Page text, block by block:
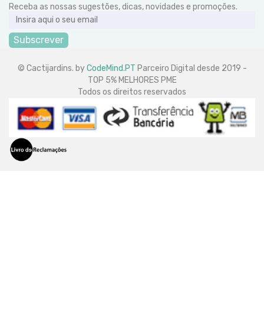
Receba as nossas sugestões, dicas, novidades e promoções.
Subscrever
© Cactijardins. byCodeMind.PT Parceiro Digital desde 2019 -
TOP 5% MELHORES PME
Todos os direitos reservados